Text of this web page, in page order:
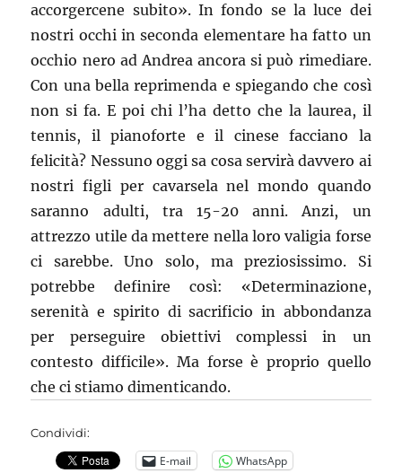
accorgercene subito». In fondo se la luce dei
nostri occhi in seconda elementare ha fatto un
occhio nero ad Andrea ancora si può rimediare.
Con una bella reprimenda e spiegando che così
non si fa. E poi chi l’ha detto che la laurea, il
tennis, il pianoforte e il cinese facciano la
felicità? Nessuno oggi sa cosa servirà davvero ai
nostri figli per cavarsela nel mondo quando
saranno adulti, tra 15-20 anni. Anzi, un
attrezzo utile da mettere nella loro valigia forse
ci sarebbe. Uno solo, ma preziosissimo. Si
potrebbe definire così: «Determinazione,
serenità e spirito di sacrificio in abbondanza
per perseguire obiettivi complessi in un
contesto difficile». Ma forse è proprio quello
che ci stiamo dimenticando.
Condividi:
E-mail WhatsApp